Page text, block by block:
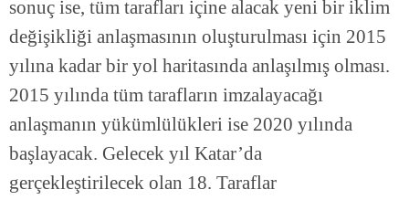
sonuç ise, tüm tarafları içine alacak yeni bir iklim
değişikliği anlaşmasının oluşturulması için 2015
yılına kadar bir yol haritasında anlaşılmış olması.
2015 yılında tüm tarafların imzalayacağı
anlaşmanın yükümlülükleri ise 2020 yılında
başlayacak. Gelecek yıl Katar’da
gerçekleştirilecek olan 18. Taraflar